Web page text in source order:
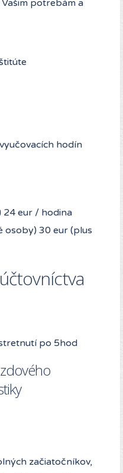
potrebám a
hodín
24 eur / hodina
osoby) 30 eur (plus
po 5hod
začiatočníkov,